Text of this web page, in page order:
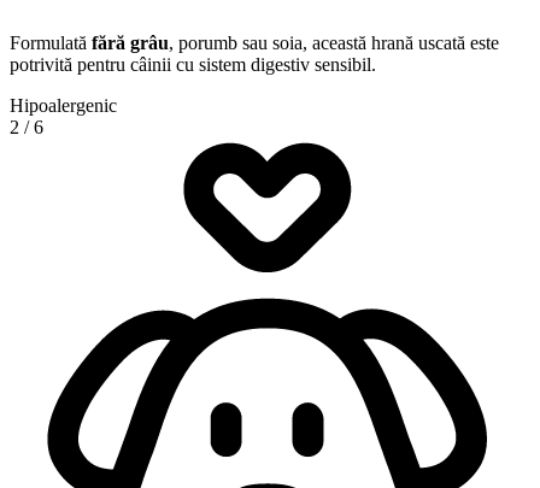
Formulată fără grâu, porumb sau soia, această hrană uscată este
potrivită pentru câinii cu sistem digestiv sensibil.
Hipoalergenic
2 /6